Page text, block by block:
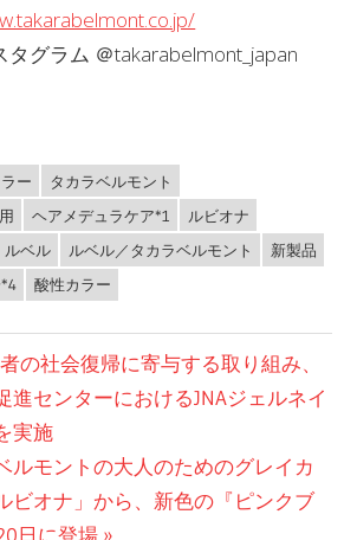
タグラム ＠takarabelmont_japan
ー
タカラベルモント
ヘアメデュラケア*1
ルビオナ
ルベル ルベル／タカラベルモント
新製品
酸性カラー
の社会復帰に寄与する取り組み、
進センターにおけるJNAジェルネイ
実施
ルモントの大人のためのグレイカ
ビオナ」から、新色の『ピンクブ